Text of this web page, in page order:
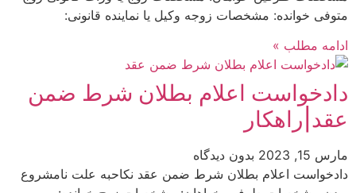
متوفی خوانده: مشخصات زوجه وکیل یا نماینده قانونی:
ادامه مطلب »
دادخواست اعلام بطلان شرط ضمن
عقد|راهکار
مارس 15, 2023
بدون دیدگاه
دادخواست اعلام بطلان شرط ضمن عقد نكاحبه علت نامشروع